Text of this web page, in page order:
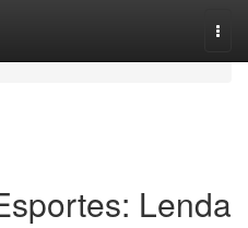
Lenda